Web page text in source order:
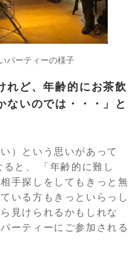
パーティーの様子
れど、年齢的にお茶飲
ないのでは・・・」と
）という思いがあって
と、 「年齢的に難し
手探しをしてもきっと無
いる方もきっといらっし
見けられるかもしれな
ーティーにご参加される